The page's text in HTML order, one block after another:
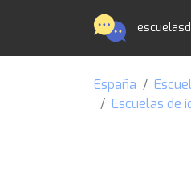
España
Escuelas de